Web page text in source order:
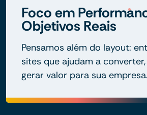
Foco em
Objetivos Reais
Pensamos além do layout:
sites que ajudam a
gerar valor para sua empresa.